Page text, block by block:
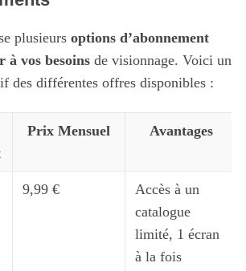
plusieurs options d’abonnement
à vos besoinsde visionnage. Voici un
des différentes offres disponibles :
Prix Mensuel Avantages
9,99 €
Accès à un
catalogue
limité, 1 écran
à la fois